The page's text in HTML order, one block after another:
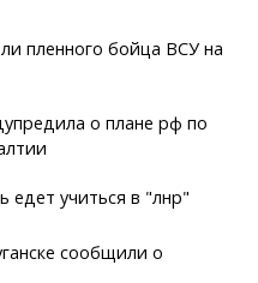
пленного бойца ВСУ на
о плане рф по
едет учиться в "лнр"
сообщили о